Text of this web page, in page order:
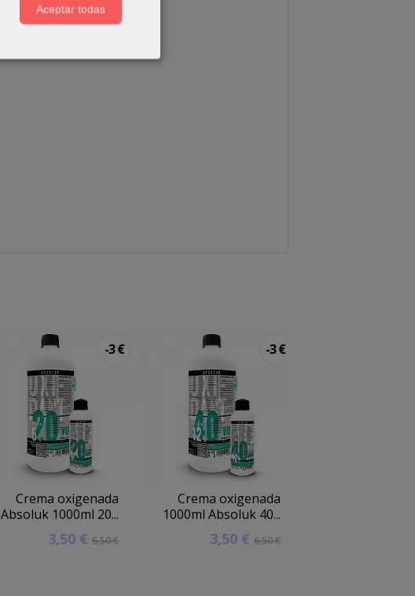
-3 €
Crema oxigenada
Absoluk 1000ml 20...
3,50 €6,50 €
-3 €
Crema oxigenada
1000ml Absoluk 40...
3,50 € 6,50 €
Aceptar todas